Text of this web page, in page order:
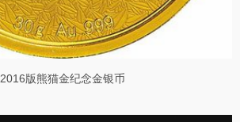
2016版熊猫金纪念金银币